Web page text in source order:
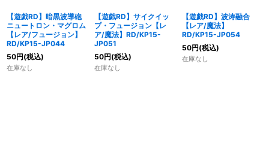
【遊戯RD】暗黒波導砲
ニュートロン・マグロム
【レア/フュージョン】
RD/KP15-JP044
50円(税込)
在庫なし
【遊戯RD】サイクイッ
プ・フュージョン【レ
ア/魔法】RD/KP15-
JP051
50円(税込)
在庫なし
【遊戯RD】波涛融合
【レア/魔法】
RD/KP15-JP054
50円(税込)
在庫なし